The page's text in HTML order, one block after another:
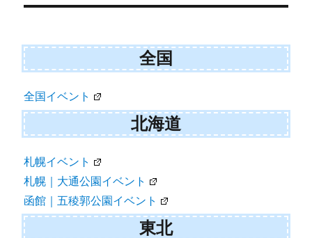
稿
ナ
ビ
ゲ
ー
シ
ョ
ン
全国
全国イベント
北海道
札幌イベント
札幌｜大通公園イベント
函館｜五稜郭公園イベント
東北